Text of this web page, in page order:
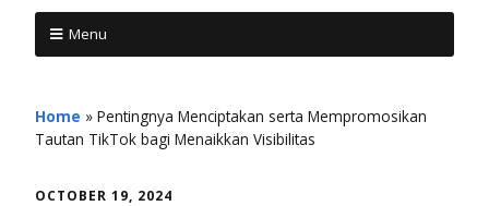
Menu
Home » Pentingnya Menciptakan serta Mempromosikan
Tautan TikTok bagi Menaikkan Visibilitas
OCTOBER 19, 2024